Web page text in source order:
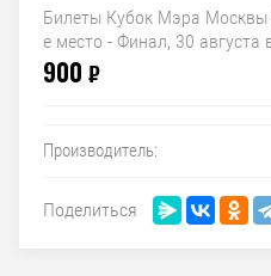
Билеты Кубок Мэра
е место - Финал, 30 августа
900 ₽
Производитель:
Поделиться